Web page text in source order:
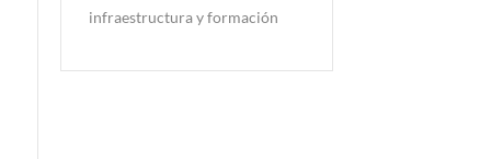
infraestructura y formación